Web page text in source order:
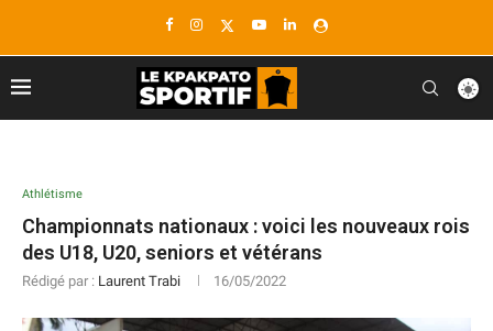
Athlétisme
Championnats nationaux : voici les nouveaux rois
des U18, U20, seniors et vétérans
Rédigé par : Laurent Trabi 16/05/2022